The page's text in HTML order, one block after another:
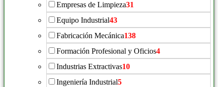
Empresas de Limpieza31
Equipo Industrial43
Fabricación Mecánica138
Formación Profesional y Oficios4
Industrias Extractivas10
Ingeniería Industrial5